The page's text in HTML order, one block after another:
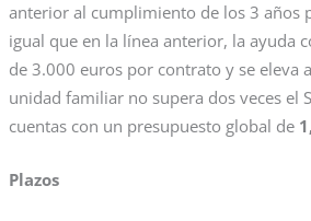
anterior al cumplimiento de los 3 años
igual que en la línea anterior, la ayuda
de 3.000 euros por contrato y se eleva
unidad familiar no supera dos veces el
cuentas con un presupuesto global de
Plazos